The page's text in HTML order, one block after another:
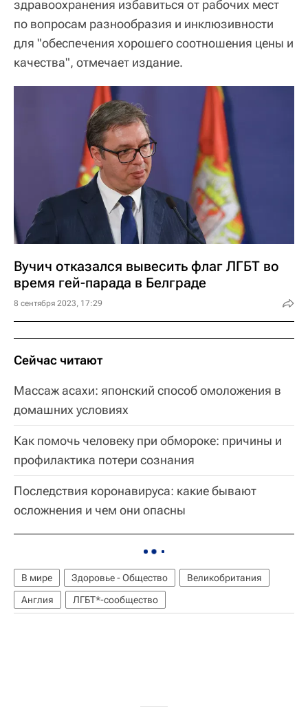
здравоохранения избавиться от рабочих мест
по вопросам разнообразия и инклюзивности
для "обеспечения хорошего соотношения цены и
качества", отмечает издание.
Вучич отказался вывесить флаг ЛГБТ во
время гей-парада в Белграде
8 сентября 2023, 17:29
Сейчас читают
Массаж асахи: японский способ омоложения в
домашних условиях
Как помочь человеку при обмороке: причины и
профилактика потери сознания
Последствия коронавируса: какие бывают
осложнения и чем они опасны
В мире Здоровье - Общество
Великобритания
Англия
ЛГБТ*-сообщество